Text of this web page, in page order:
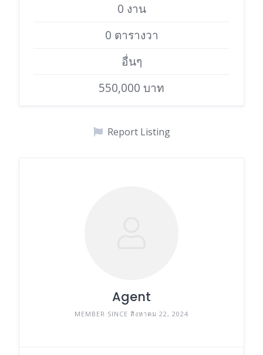
0 งาน
0 ตารางวา
อื่นๆ
550,000 บาท
Report Listing
Agent
MEMBER SINCE สิงหาคม 22, 2024